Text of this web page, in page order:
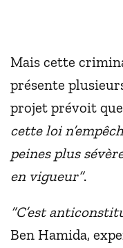
Mais cette
présente
projet prévoit que
cette loi
peines plus
en vigueur”.
“C’est
Ben Hamida,